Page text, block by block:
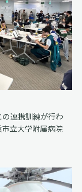
連携訓練が行わ
立大学附属病院